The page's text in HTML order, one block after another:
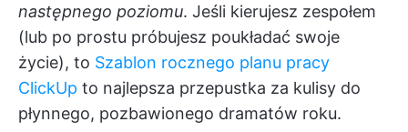
następnego poziomu. Jeśli kierujesz zespołem
(lub po prostu próbujesz poukładać swoje
życie), to Szablon rocznego planu pracy
ClickUp to najlepsza przepustka za kulisy do
płynnego, pozbawionego dramatów roku.